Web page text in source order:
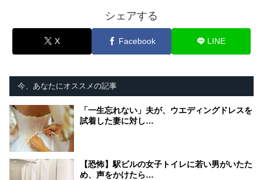
シェアする
X Facebook LINE
今、あなたにオススメの記事
「一生忘れない」夫が、ウエディングドレスを
試着した妻に対し…
【恐怖】駅ビルの女子トイレに若い男がいたた
め、声をかけたら…